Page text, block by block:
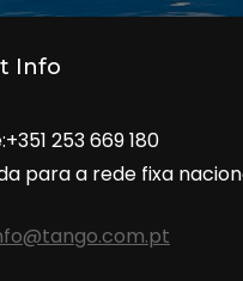
Info
253 669 180
para a rede fixa